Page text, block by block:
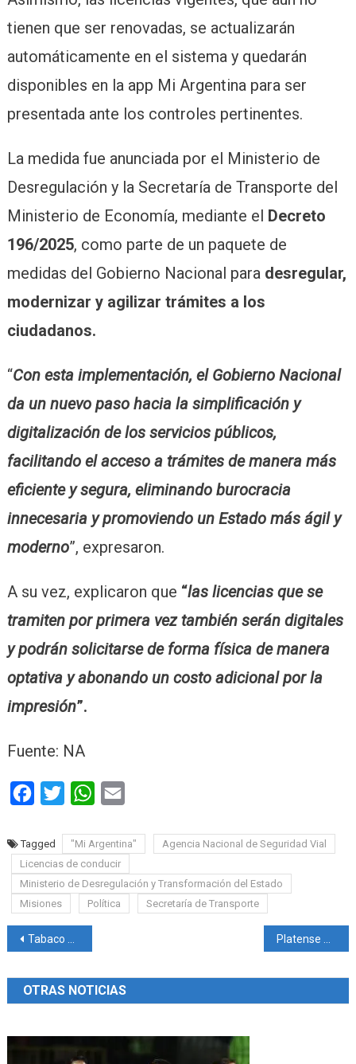
tienen que ser renovadas, se actualizarán
automáticamente en el sistema y quedarán
disponibles en la app Mi Argentina para ser
presentada ante los controles pertinentes.
La medida fue anunciada por el Ministerio de
Desregulación y la Secretaría de Transporte del
Ministerio de Economía, mediante el Decreto
196/2025, como parte de un paquete de
medidas del Gobierno Nacional para desregular,
modernizar y agilizar trámites a los
ciudadanos.
“Con esta implementación, el Gobierno Nacional
da un nuevo paso hacia la simplificación y
digitalización de los servicios públicos,
facilitando el acceso a trámites de manera más
eficiente y segura, eliminando burocracia
innecesaria y promoviendo un Estado más ágil y
moderno”, expresaron.
A su vez, explicaron que “las licencias que se
tramiten por primera vez también serán digitales
y podrán solicitarse de forma física de manera
optativa y abonando un costo adicional por la
impresión”.
Fuente: NA
Facebook
Twitter WhatsApp
Tagged "Mi Argentina"
Agencia Nacional de Seguridad Vial
Licencias de conducir
Ministerio de Desregulación y Transformación del Estado
Misiones
Política Secretaría de Transporte
Navegación
de
entradas
Tabaco 2025: Cierre de la campaña entre el optimismo oficial y el malestar de los productores
OTRAS NOTICIAS